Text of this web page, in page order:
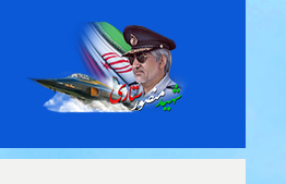
navigation